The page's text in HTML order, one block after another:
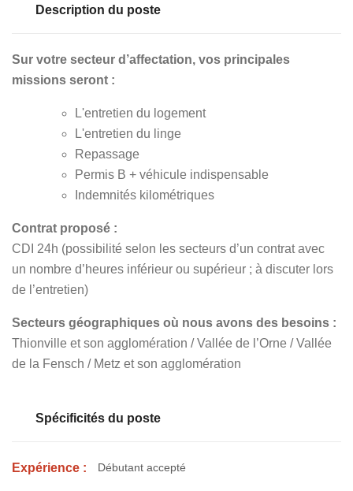
Description du poste
Sur votre secteur d’affectation, vos principales
missions seront :
L'entretien du logement
L'entretien du linge
Repassage
Permis B + véhicule indispensable
Indemnités kilométriques
Contrat proposé :
CDI 24h (possibilité selon les secteurs d’un contrat avec
un nombre d’heures inférieur ou supérieur ; à discuter lors
de l’entretien)
Secteurs géographiques où nous avons des besoins :
Thionville et son agglomération / Vallée de l’Orne / Vallée
de la Fensch / Metz et son agglomération
Spécificités du poste
Expérience : Débutant accepté